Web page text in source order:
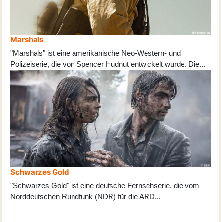
Marshals
"Marshals" ist eine amerikanische Neo-Western- und
Polizeiserie, die von Spencer Hudnut entwickelt wurde. Die...
Schwarzes Gold
"Schwarzes Gold" ist eine deutsche Fernsehserie, die vom
Norddeutschen Rundfunk (NDR) für die ARD...